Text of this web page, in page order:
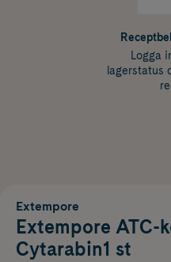
Logga
lagerstatus
Extempore
Extempore ATC-
Cytarabin1 st